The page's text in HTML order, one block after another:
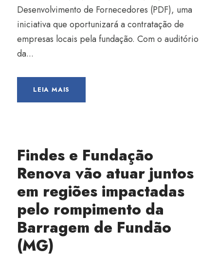
Desenvolvimento de Fornecedores (PDF), uma
iniciativa que oportunizará a contratação de
empresas locais pela fundação. Com o auditório
da...
LEIA MAIS
Findes e Fundação
Renova vão atuar juntos
em regiões impactadas
pelo rompimento da
Barragem de Fundão
(MG)